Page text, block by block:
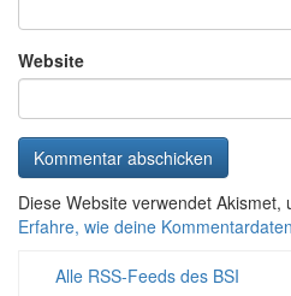
Website
Diese Website verwendet Akismet,
Erfahre, wie deine
Alle RSS-Feeds des BSI